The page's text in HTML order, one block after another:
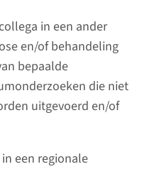
in een ander
en/of behandeling
bepaalde
die niet
uitgevoerd en/of
een regionale